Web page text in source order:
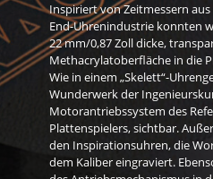
Inspiriert von Zeitmessern aus
End-Uhrenindustrie konnten
22 mm/0,87 Zoll dicke,
Methacrylatoberfläche in die
Wie in einem „Skelett“-
Wunderwerk der
Motorantriebssystem des
Plattenspielers, sichtbar.
den Inspirationsuhren, die
dem Kaliber eingraviert.